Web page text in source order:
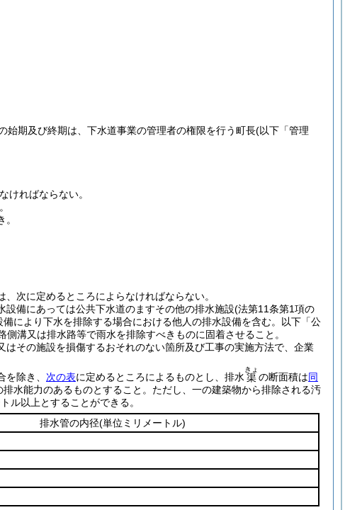
期及び終期は、下水道事業の管理者の権限を行う町長(以下「管理
ければならない。
、次に定めるところによらなければならない。
備にあっては公共下水道のますその他の排水施設(法第11条第1項の
により下水を排除する場合における他人の排水設備を含む。以下「公
溝又は排水路等で雨水を排除すべきものに固着させること。
その施設を損傷するおそれのない箇所及び工事の実施方法で、企業
除き、 次の表に定めるところによるものとし、排水 渠
きょ
の断面積は同
水能力のあるものとすること。 ただし、一の建築物から排除される汚
ル以上とすることができる。
排水管の内径(単位ミリメートル)